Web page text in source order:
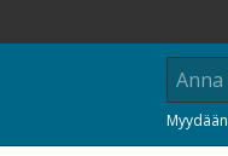
Myydään